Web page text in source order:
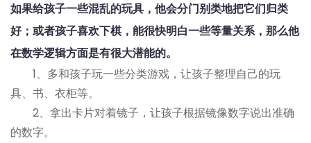
如果给孩子一些混乱的玩具，他会分门别类地把它们归类
好；或者孩子喜欢下棋，能很快明白一些等量关系，那么他
在数学逻辑方面是有很大潜能的。
1、多和孩子玩一些分类游戏，让孩子整理自己的玩
具、书、衣柜等。
2、拿出卡片对着镜子，让孩子根据镜像数字说出准确
的数字。